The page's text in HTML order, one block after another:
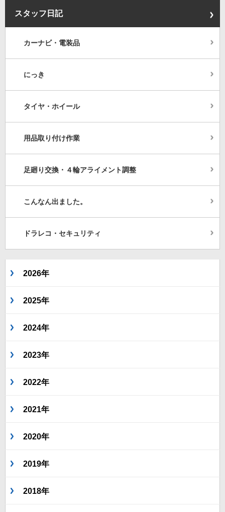
スタッフ日記
カーナビ・電装品
にっき
タイヤ・ホイール
用品取り付け作業
足廻り交換・４輪アライメント調整
こんなん出ました。
ドラレコ・セキュリティ
2026年
2025年
2024年
2023年
2022年
2021年
2020年
2019年
2018年